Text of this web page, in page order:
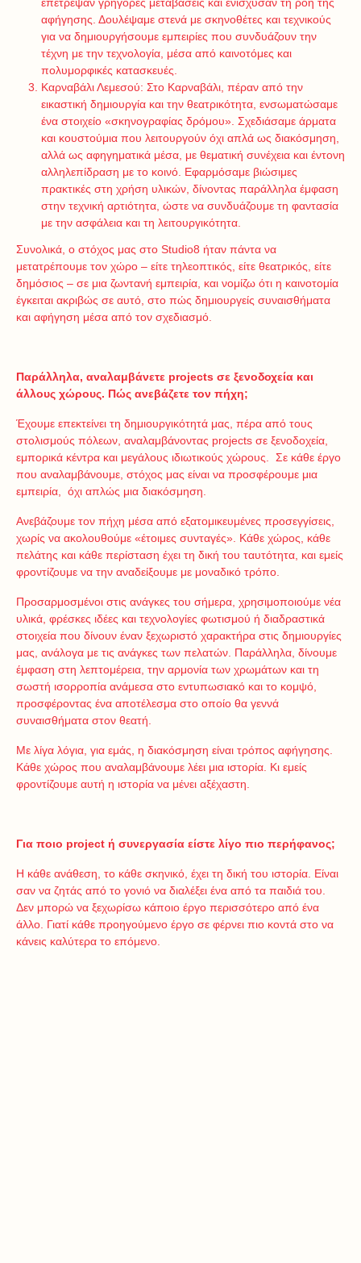
αφήγησης. Δουλέψαμε στενά με σκηνοθέτες και τεχνικούς
για να δημιουργήσουμε εμπειρίες που συνδυάζουν την
τέχνη με την τεχνολογία, μέσα από καινοτόμες και
πολυμορφικές κατασκευές.
Καρναβάλι Λεμεσού: Στο Καρναβάλι, πέραν από την
εικαστική δημιουργία και την θεατρικότητα, ενσωματώσαμε
ένα στοιχείο «σκηνογραφίας δρόμου». Σχεδιάσαμε άρματα
και κουστούμια που λειτουργούν όχι απλά ως διακόσμηση,
αλλά ως αφηγηματικά μέσα, με θεματική συνέχεια και έντονη
αλληλεπίδραση με το κοινό. Εφαρμόσαμε βιώσιμες
πρακτικές στη χρήση υλικών, δίνοντας παράλληλα έμφαση
στην τεχνική αρτιότητα, ώστε να συνδυάζουμε τη φαντασία
με την ασφάλεια και τη λειτουργικότητα.
Συνολικά, ο στόχος μας στο Studio8 ήταν πάντα να
μετατρέπουμε τον χώρο – είτε τηλεοπτικός, είτε θεατρικός, είτε
δημόσιος – σε μια ζωντανή εμπειρία, και νομίζω ότι η καινοτομία
έγκειται ακριβώς σε αυτό, στο πώς δημιουργείς συναισθήματα
και αφήγηση μέσα από τον σχεδιασμό.
Παράλληλα, αναλαμβάνετε projects σε ξενοδοχεία και
άλλους χώρους. Πώς ανεβάζετε τον πήχη;
Έχουμε επεκτείνει τη δημιουργικότητά μας, πέρα από τους
στολισμούς πόλεων, αναλαμβάνοντας projects σε ξενοδοχεία,
εμπορικά κέντρα και μεγάλους ιδιωτικούς χώρους. Σε κάθε έργο
που αναλαμβάνουμε, στόχος μας είναι να προσφέρουμε μια
εμπειρία, όχι απλώς μια διακόσμηση.
Ανεβάζουμε τον πήχη μέσα από εξατομικευμένες προσεγγίσεις,
χωρίς να ακολουθούμε «έτοιμες συνταγές». Κάθε χώρος, κάθε
πελάτης και κάθε περίσταση έχει τη δική του ταυτότητα, και εμείς
φροντίζουμε να την αναδείξουμε με μοναδικό τρόπο.
Προσαρμοσμένοι στις ανάγκες του σήμερα, χρησιμοποιούμε νέα
υλικά, φρέσκες ιδέες και τεχνολογίες φωτισμού ή διαδραστικά
στοιχεία που δίνουν έναν ξεχωριστό χαρακτήρα στις δημιουργίες
μας, ανάλογα με τις ανάγκες των πελατών. Παράλληλα, δίνουμε
έμφαση στη λεπτομέρεια, την αρμονία των χρωμάτων και τη
σωστή ισορροπία ανάμεσα στο εντυπωσιακό και το κομψό,
προσφέροντας ένα αποτέλεσμα στο οποίο θα γεννά
συναισθήματα στον θεατή.
Με λίγα λόγια, για εμάς, η διακόσμηση είναι τρόπος αφήγησης.
Κάθε χώρος που αναλαμβάνουμε λέει μια ιστορία. Κι εμείς
φροντίζουμε αυτή η ιστορία να μένει αξέχαστη.
Για ποιο project ή συνεργασία είστε λίγο πιο περήφανος;
Η κάθε ανάθεση, το κάθε σκηνικό, έχει τη δική του ιστορία. Είναι
σαν να ζητάς από το γονιό να διαλέξει ένα από τα παιδιά του.
Δεν μπορώ να ξεχωρίσω κάποιο έργο περισσότερο από ένα
άλλο. Γιατί κάθε προηγούμενο έργο σε φέρνει πιο κοντά στο να
κάνεις καλύτερα το επόμενο.